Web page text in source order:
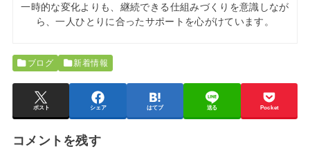
一時的な変化よりも、継続できる仕組みづくりを意識しなが
ら、一人ひとりに合ったサポートを心がけています。
ブログ 新着情報
ポスト シェア はてブ 送る Pocket
コメントを残す